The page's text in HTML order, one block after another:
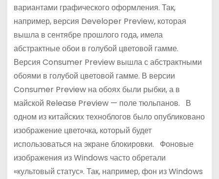
вариантами графического оформления. Так,
например, версия Developer Preview, которая
вышла в сентябре прошлого года, имела
абстрактные обои в голубой цветовой гамме.
Версия Consumer Preview вышла с абстрактными
обоями в голубой цветовой гамме. В версии
Consumer Preview на обоях были рыбки, а в
майской Release Preview — поле тюльпанов. В
одном из китайских техноблогов было опубликовано
изображение цветочка, который будет
использоваться на экране блокировки. Фоновые
изображения из Windows часто обретали
«культовый статус». Так, например, фон из Windows